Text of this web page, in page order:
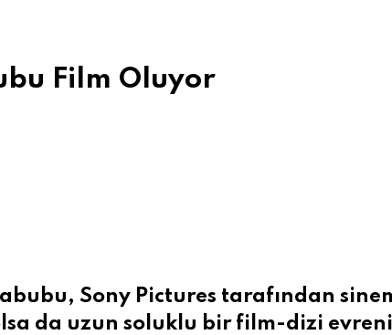
Film Oluyor
Sony Pictures tarafından
da uzun soluklu bir film-dizi